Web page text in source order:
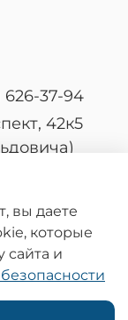
626-37-94
42к5
без
и не является
вы даете
которые
сайта и